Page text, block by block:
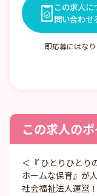
この求人に
問い合わせ
即応募にはな
この求人の
＜『 ひとりひとり
ホームな保育』が
社会福祉法人運営